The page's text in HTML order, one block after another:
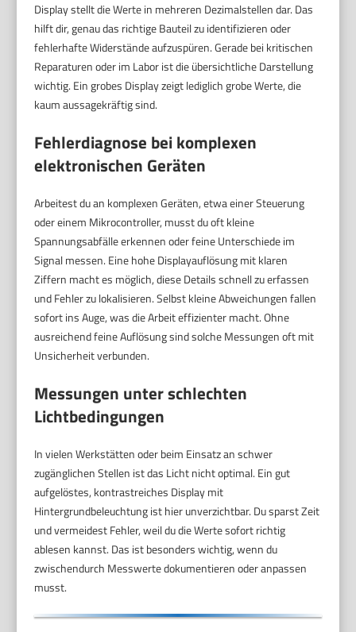
Display stellt die Werte in mehreren Dezimalstellen dar. Das
hilft dir, genau das richtige Bauteil zu identifizieren oder
fehlerhafte Widerstände aufzuspüren. Gerade bei kritischen
Reparaturen oder im Labor ist die übersichtliche Darstellung
wichtig. Ein grobes Display zeigt lediglich grobe Werte, die
kaum aussagekräftig sind.
Fehlerdiagnose bei komplexen
elektronischen Geräten
Arbeitest du an komplexen Geräten, etwa einer Steuerung
oder einem Mikrocontroller, musst du oft kleine
Spannungsabfälle erkennen oder feine Unterschiede im
Signal messen. Eine hohe Displayauflösung mit klaren
Ziffern macht es möglich, diese Details schnell zu erfassen
und Fehler zu lokalisieren. Selbst kleine Abweichungen fallen
sofort ins Auge, was die Arbeit effizienter macht. Ohne
ausreichend feine Auflösung sind solche Messungen oft mit
Unsicherheit verbunden.
Messungen unter schlechten
Lichtbedingungen
In vielen Werkstätten oder beim Einsatz an schwer
zugänglichen Stellen ist das Licht nicht optimal. Ein gut
aufgelöstes, kontrastreiches Display mit
Hintergrundbeleuchtung ist hier unverzichtbar. Du sparst Zeit
und vermeidest Fehler, weil du die Werte sofort richtig
ablesen kannst. Das ist besonders wichtig, wenn du
zwischendurch Messwerte dokumentieren oder anpassen
musst.